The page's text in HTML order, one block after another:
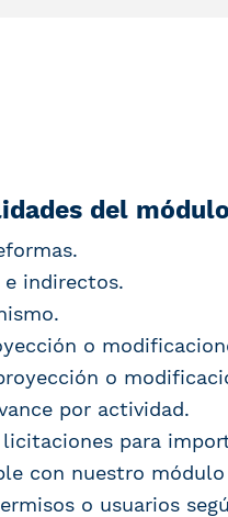
del
indirectos.
o
o
por actividad.
para
con nuestro
o usuarios